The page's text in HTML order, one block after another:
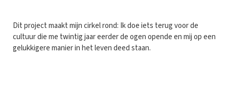
Dit project maakt mijn cirkel rond: Ik doe iets terug voor de
cultuur die me twintig jaar eerder de ogen opende en mij op een
gelukkigere manier in het leven deed staan.